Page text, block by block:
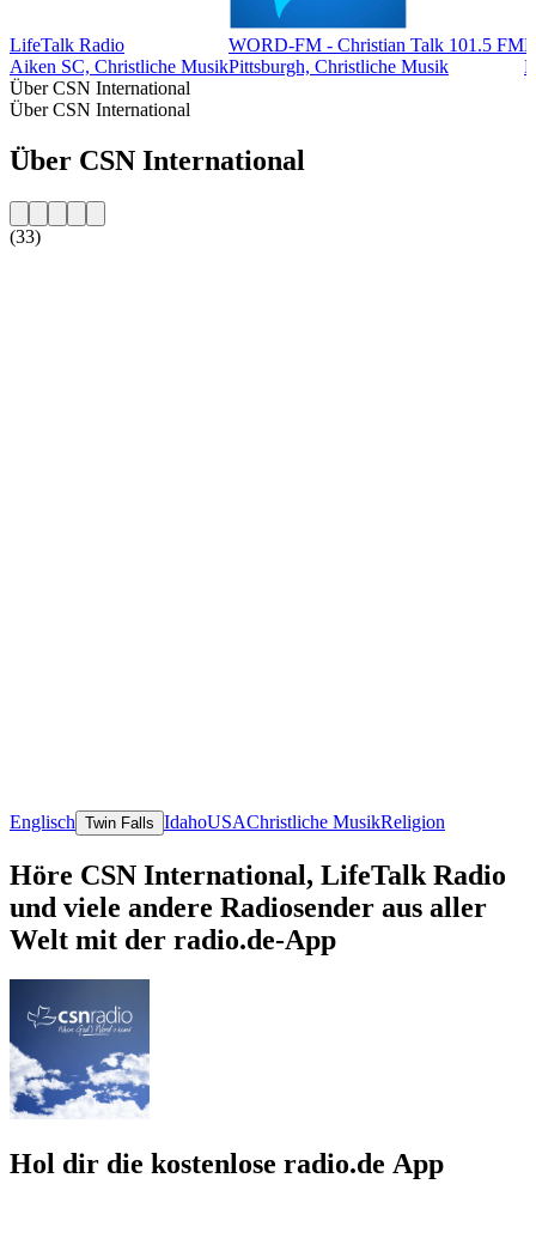
LifeTalk Radio
Aiken SC, Christliche Musik
WORD-FM - Christian Talk 101.5 FM
Pittsburgh, Christliche Musik
Über CSN International
Über CSN International
Über CSN International
(33)
Englisch Twin Falls IdahoUSAChristliche MusikReligion
Höre CSN International, LifeTalk Radio
und viele andere Radiosender aus aller
Welt mit der radio.de-App
Hol dir die kostenlose radio.de App